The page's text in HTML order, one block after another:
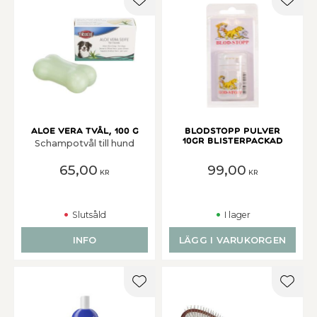
Aloe Vera tvål, 100 g
Schampotvål till hund
65,00 KR
Lägg till i favoriter
Slutsåld
INFO
BLODSTOPP PULVER
10GR BLISTERPACKAD
99,00 KR
I lager
LÄGG I VARUKORGEN
Lägg till i favoriter